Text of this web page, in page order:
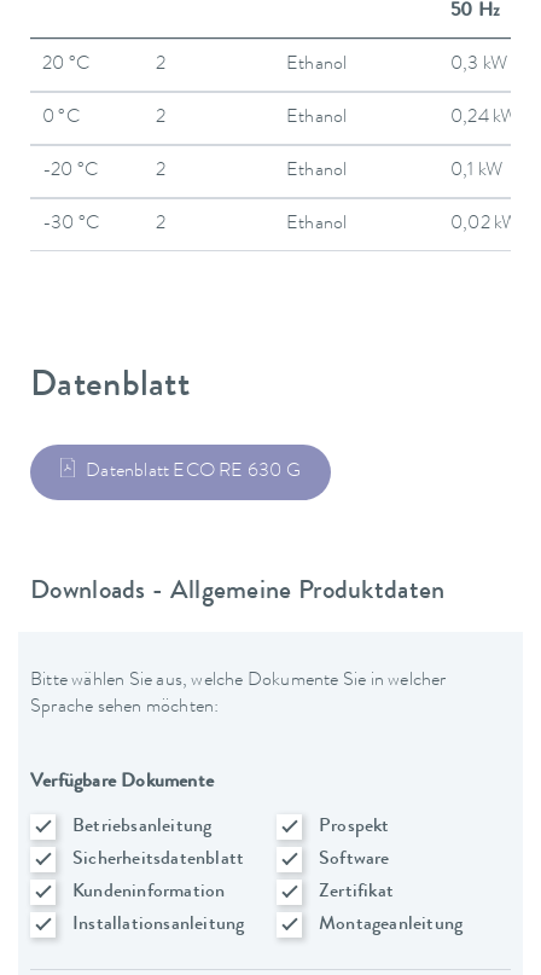
50 Hz
20 °C 2 Ethanol 0,3 kW
0 °C 2 Ethanol 0,24 kW
-20 °C 2 Ethanol 0,1 kW
-30 °C 2 Ethanol 0,02 kW
Datenblatt
Datenblatt ECO RE 630 G
Downloads - Allgemeine Produktdaten
Bitte wählen Sie aus, welche Dokumente Sie in welcher
Sprache sehen möchten:
Verfügbare Dokumente
Betriebsanleitung
Prospekt
Sicherheitsdatenblatt
Software
Kundeninformation
Zertifikat
Installationsanleitung
Montageanleitung